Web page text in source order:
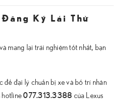
Ký Lái Thử
mang lại trải nghiệm tốt nhất, bạn
để đại lý chuẩn bị xe và bố trí nhân
hotline077.313.3388 của Lexus